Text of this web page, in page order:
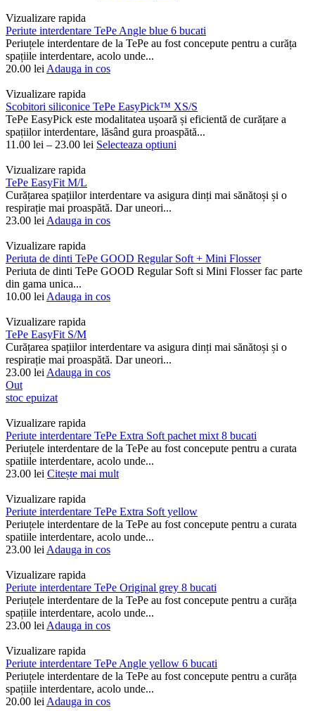
Vizualizare rapida
Periute interdentare TePe Angle blue 6 bucati
Periuțele interdentare de la TePe au fost concepute pentru a curăța
spațiile interdentare, acolo unde...
20.00 lei Adauga in cos
Vizualizare rapida
Scobitori siliconice TePe EasyPick™ XS/S
TePe EasyPick este modalitatea ușoară și eficientă de curățare a
spațiilor interdentare, lăsând gura proaspătă...
11.00 lei – 23.00 lei Selecteaza optiuni
Vizualizare rapida
TePe EasyFit M/L
Curățarea spațiilor interdentare va asigura dinți mai sănătoși și o
respirație mai proaspătă. Dar uneori...
23.00 lei Adauga in cos
Vizualizare rapida
Periuta de dinti TePe GOOD Regular Soft + Mini Flosser
Periuta de dinti TePe GOOD Regular Soft si Mini Flosser fac parte
din gama unica...
10.00 lei Adauga in cos
Vizualizare rapida
TePe EasyFit S/M
Curățarea spațiilor interdentare va asigura dinți mai sănătoși și o
respirație mai proaspătă. Dar uneori...
23.00 lei Adauga in cos
Out
stoc epuizat
Vizualizare rapida
Periute interdentare TePe Extra Soft pachet mixt 8 bucati
Periuțele interdentare de la TePe au fost concepute pentru a curata
spatiile interdentare, acolo unde...
23.00 lei Citește mai mult
Vizualizare rapida
Periute interdentare TePe Extra Soft yellow
Periuțele interdentare de la TePe au fost concepute pentru a curata
spatiile interdentare, acolo unde...
23.00 lei Adauga in cos
Vizualizare rapida
Periute interdentare TePe Original grey 8 bucati
Periuțele interdentare de la TePe au fost concepute pentru a curăța
spațiile interdentare, acolo unde...
23.00 lei Adauga in cos
Vizualizare rapida
Periute interdentare TePe Angle yellow 6 bucati
Periuțele interdentare de la TePe au fost concepute pentru a curăța
spațiile interdentare, acolo unde...
20.00 lei Adauga in cos